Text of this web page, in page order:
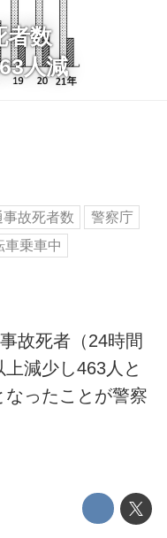
者数
人減
事故死者数
警察庁
車乗車中
故死者（24時間
減少し463人と
ったことが警察